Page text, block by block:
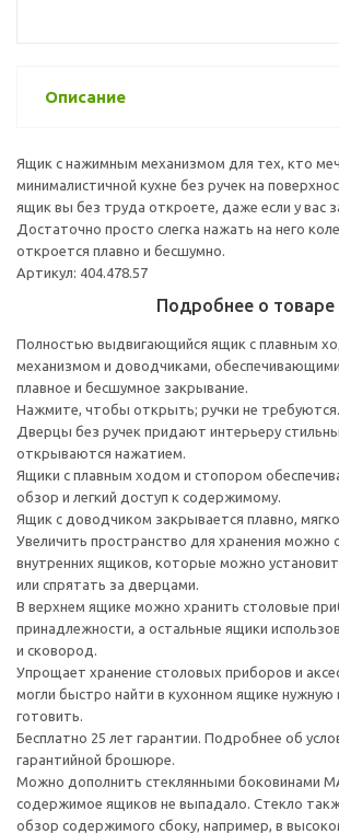
Описание
Ящик с нажимным механизмом для тех, кто
минималистичной кухне без ручек на
ящик вы без труда откроете, даже если у вас
Достаточно просто слегка нажать на него
откроется плавно и бесшумно.
Артикул: 404.478.57
Подробнее о товаре
Полностью выдвигающийся ящик с плавным
механизмом и доводчиками,
плавное и бесшумное закрывание.
Нажмите, чтобы открыть; ручки не требуются.
Дверцы без ручек придают интерьеру
открываются нажатием.
Ящики с плавным ходом и стопором
обзор и легкий доступ к содержимому.
Ящик с доводчиком закрывается плавно,
Увеличить пространство для хранения
внутренних ящиков, которые можно
или спрятать за дверцами.
В верхнем ящике можно хранить столовые
принадлежности, а остальные ящики
и сковород.
Упрощает хранение столовых приборов и
могли быстро найти в кухонном ящике нужную
готовить.
Бесплатно 25 лет гарантии. Подробнее об
гарантийной брошюре.
Можно дополнить стеклянными боковинами
содержимое ящиков не выпадало. Стекло
обзор содержимого сбоку, например, в